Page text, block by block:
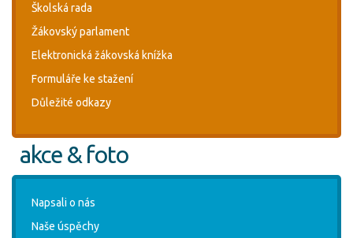
Školská rada
Žákovský parlament
Elektronická žákovská knížka
Formuláře ke stažení
Důležité odkazy
akce & foto
Napsali o nás
Naše úspěchy